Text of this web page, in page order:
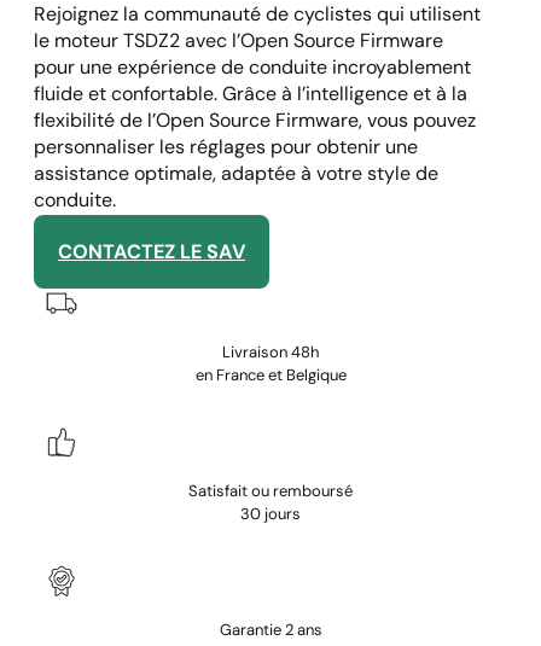
Rejoignez la communauté de cyclistes qui utilisent
le moteur TSDZ2 avec l’Open Source Firmware
pour une expérience de conduite incroyablement
fluide et confortable. Grâce à l’intelligence et à la
flexibilité de l’Open Source Firmware, vous pouvez
personnaliser les réglages pour obtenir une
assistance optimale, adaptée à votre style de
conduite.
CONTACTEZ LE SAV
Livraison 48h
en France et Belgique
Satisfait ou remboursé
30 jours
Garantie 2 ans